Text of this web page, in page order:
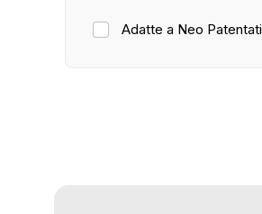
Adatte a Neo Patentati